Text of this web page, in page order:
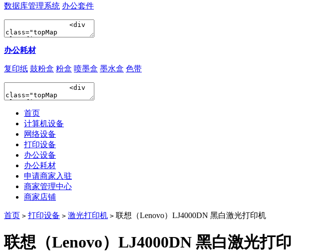
数据库管理系统 办公套件
办公耗材
复印纸 鼓粉盒 粉盒 喷墨盒 墨水盒 色带
首页
计算机设备
网络设备
打印设备
办公设备
办公耗材
申请商家入驻
商家管理中心
商家店铺
首页 > 打印设备 > 激光打印机 > 联想（Lenovo）LJ4000DN 黑白激光打印机
联想（Lenovo）LJ4000DN 黑白激光打印